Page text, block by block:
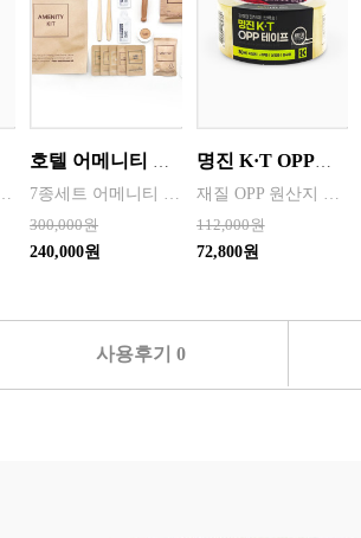
300,000원
240,000원
명진 K·T OPP테이프 80M(투명) 48mmx80M 50개 한박스단위 판매
112,000원
72,800원
사용후기 0